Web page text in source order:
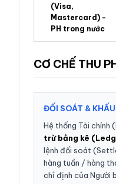
(Visa,
Mastercard) -
PH trong nước
CƠ CHẾ THU
ĐỐI SOÁT &
Hệ thống Tài chính
trừ bảng kê
lệnh đối soát
hàng tuần / hàng
chỉ định của Người